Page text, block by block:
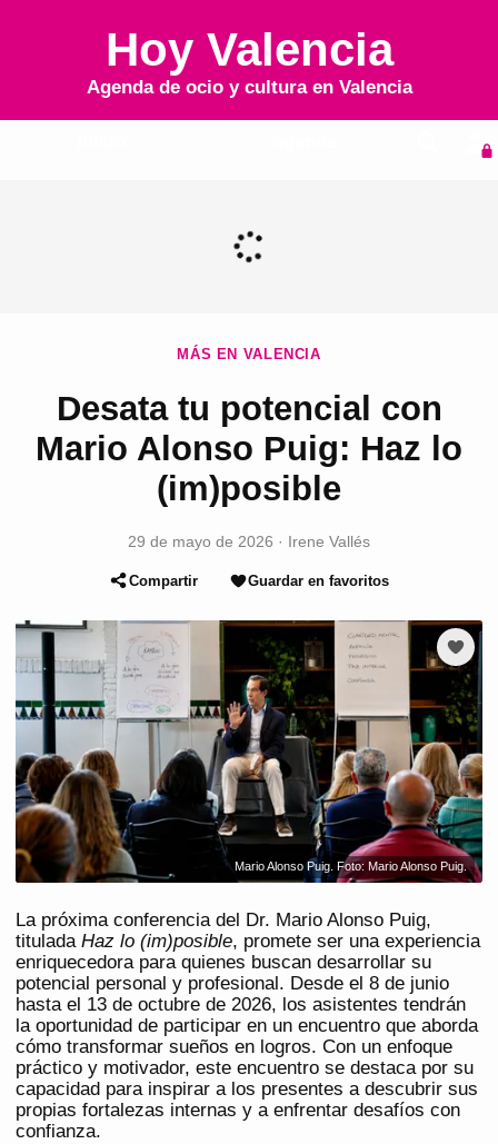
Hoy Valencia
Agenda de ocio y cultura en Valencia
MÁS EN VALENCIA
Desata tu potencial con
Mario Alonso Puig: Haz lo
(im)posible
29 de mayo de 2026 · Irene Vallés
Compartir Guardar en favoritos
Mario Alonso Puig. Foto: Mario Alonso Puig.
La próxima conferencia del Dr. Mario Alonso Puig,
titulada Haz lo (im)posible, promete ser una experiencia
enriquecedora para quienes buscan desarrollar su
potencial personal y profesional. Desde el 8 de junio
hasta el 13 de octubre de 2026, los asistentes tendrán
la oportunidad de participar en un encuentro que aborda
cómo transformar sueños en logros. Con un enfoque
práctico y motivador, este encuentro se destaca por su
capacidad para inspirar a los presentes a descubrir sus
propias fortalezas internas y a enfrentar desafíos con
confianza.